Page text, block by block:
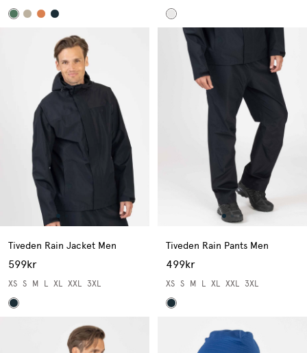
Tiveden Rain Jacket Men
599kr
XS S M L XL XXL 3XL
Tiveden Rain Pants Men
499kr
XS S M L XL XXL 3XL